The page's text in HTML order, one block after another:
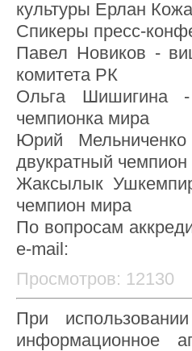
культуры Ерлан
Спикеры пресс-
Павел Новиков -
комитета РК
Ольга Шишигина -
чемпионка мира
Юрий
двукратный
Жаксылык
чемпион мира
По вопросам
e-mail:
Просмотров: 12130
При
информационное